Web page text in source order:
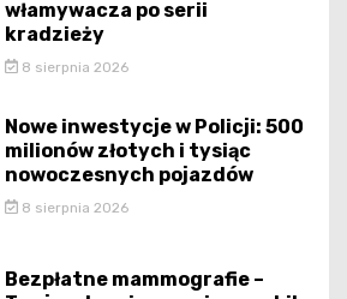
włamywacza po serii
kradzieży
8 sierpnia 2026
Nowe inwestycje w Policji: 500
milionów złotych i tysiąc
nowoczesnych pojazdów
8 sierpnia 2026
Bezpłatne mammografie –